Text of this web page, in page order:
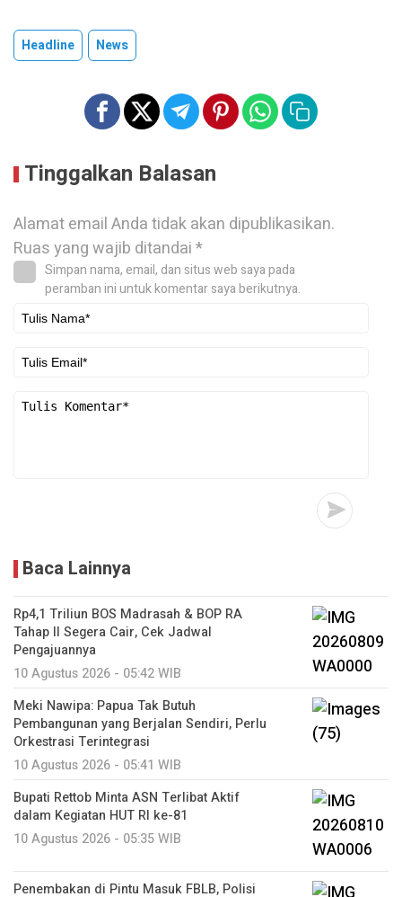
Headline News
Tinggalkan Balasan
Alamat email Anda tidak akan dipublikasikan.
Ruas yang wajib ditandai*
Simpan nama, email, dan situs web saya pada
peramban ini untuk komentar saya berikutnya.
Baca Lainnya
Rp4,1 Triliun BOS Madrasah & BOP RA
Tahap II Segera Cair, Cek Jadwal
Pengajuannya
10 Agustus 2026 - 05:42 WIB
Meki Nawipa: Papua Tak Butuh
Pembangunan yang Berjalan Sendiri, Perlu
Orkestrasi Terintegrasi
10 Agustus 2026 - 05:41 WIB
Bupati Rettob Minta ASN Terlibat Aktif
dalam Kegiatan HUT RI ke-81
10 Agustus 2026 - 05:35 WIB
Penembakan di Pintu Masuk FBLB, Polisi